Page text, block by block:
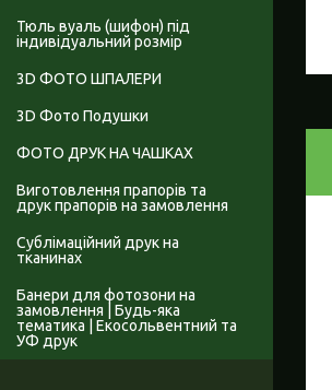
Тюль вуаль (шифон) під
індивідуальний розмір
3D ФОТО ШПАЛЕРИ
3D Фото Подушки
ФОТО ДРУК НА ЧАШКАХ
Виготовлення прапорів та
друк прапорів на замовлення
Сублімаційний друк на
тканинах
Банери для фотозони на
замовлення | Будь-яка
тематика | Екосольвентний та
УФ друк